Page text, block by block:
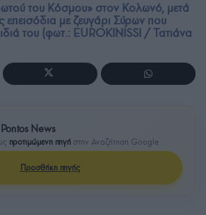
του Κόσμου» στον Κολωνό, μετά
επεισόδια με ζευγάρι Σύρων που
του (φωτ.: EUROKINISSI / Τατιάνα
Pontos News
προτιμώμενη πηγή στην Αναζήτηση Google
Προσθήκη πηγής